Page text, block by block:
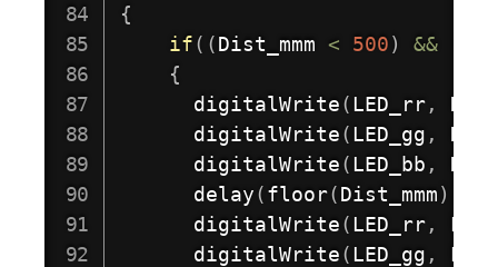
{
if( (Dist_mmm < 500) &&
{
digitalWrite(LED_rr,
digitalWrite(LED_gg ,
digitalWrite(LED_bb ,
delay(floor(Dist_mmm)
digitalWrite(LED_rr, LOW
digitalWrite(LED_gg , LOW